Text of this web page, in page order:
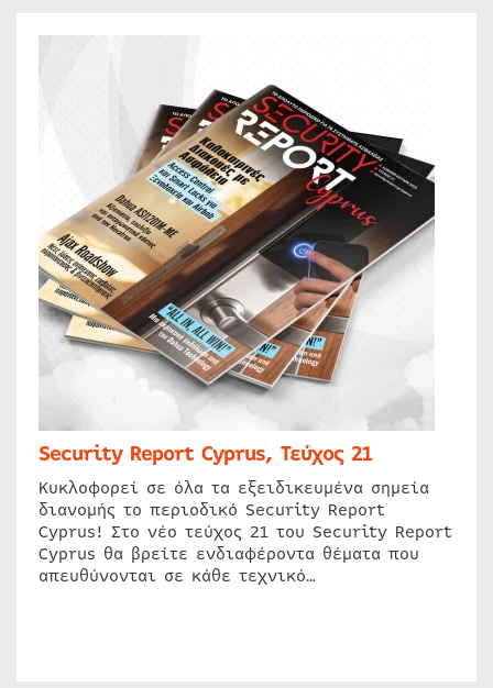
Security Report Cyprus, Τεύχος 21
Κυκλοφορεί σε όλα τα εξειδικευμένα σημεία
διανομής το περιοδικό Security Report
Cyprus! Στο νέο τεύχος 21 του Security Report
Cyprus θα βρείτε ενδιαφέροντα θέματα που
απευθύνονται σε κάθε τεχνικό…